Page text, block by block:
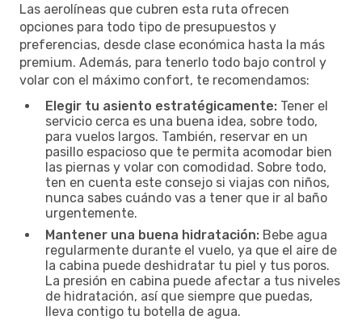
Las aerolíneas que cubren esta ruta ofrecen
opciones para todo tipo de presupuestos y
preferencias, desde clase económica hasta la más
premium. Además, para tenerlo todo bajo control y
volar con el máximo confort, te recomendamos:
Elegir tu asiento estratégicamente: Tener el
servicio cerca es una buena idea, sobre todo,
para vuelos largos. También, reservar en un
pasillo espacioso que te permita acomodar bien
las piernas y volar con comodidad. Sobre todo,
ten en cuenta este consejo si viajas con niños,
nunca sabes cuándo vas a tener que ir al baño
urgentemente.
Mantener una buena hidratación: Bebe agua
regularmente durante el vuelo, ya que el aire de
la cabina puede deshidratar tu piel y tus poros.
La presión en cabina puede afectar a tus niveles
de hidratación, así que siempre que puedas,
lleva contigo tu botella de agua.